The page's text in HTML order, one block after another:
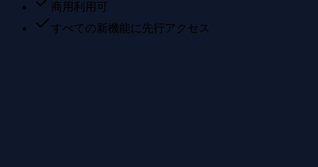
商用利用可
すべての新機能に先行アクセス